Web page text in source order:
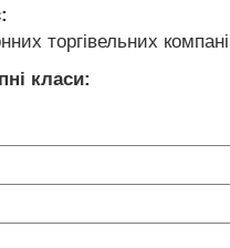
торгівельних
класи: